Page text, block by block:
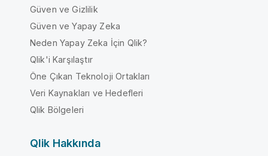
Güven ve Gizlilik
Güven ve Yapay Zeka
Neden Yapay Zeka İçin Qlik?
Qlik'i Karşılaştır
Öne Çıkan Teknoloji Ortakları
Veri Kaynakları ve Hedefleri
Qlik Bölgeleri
Qlik Hakkında